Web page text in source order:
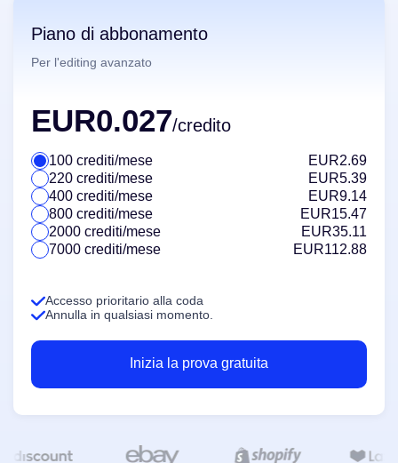
Generatore Automatico di Sottotitoli
Piano di abbonamento
Per l'editing avanzato
EUR0.027/credito
100 crediti/mese
EUR2.69
220 crediti/mese
EUR5.39
400 crediti/mese
EUR9.14
800 crediti/mese
EUR15.47
2000 crediti/mese
EUR35.11
7000 crediti/mese
EUR112.88
Accesso prioritario alla coda
Annulla in qualsiasi momento.
Inizia la prova gratuita